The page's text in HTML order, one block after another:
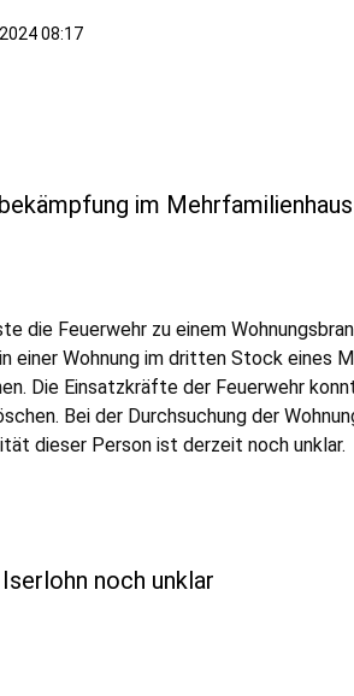
08:17
im
die Feuerwehr zu einem
einer Wohnung im dritten Stock eines
Die Einsatzkräfte der Feuerwehr
Bei der Durchsuchung der
dieser Person ist derzeit noch unklar.
noch unklar